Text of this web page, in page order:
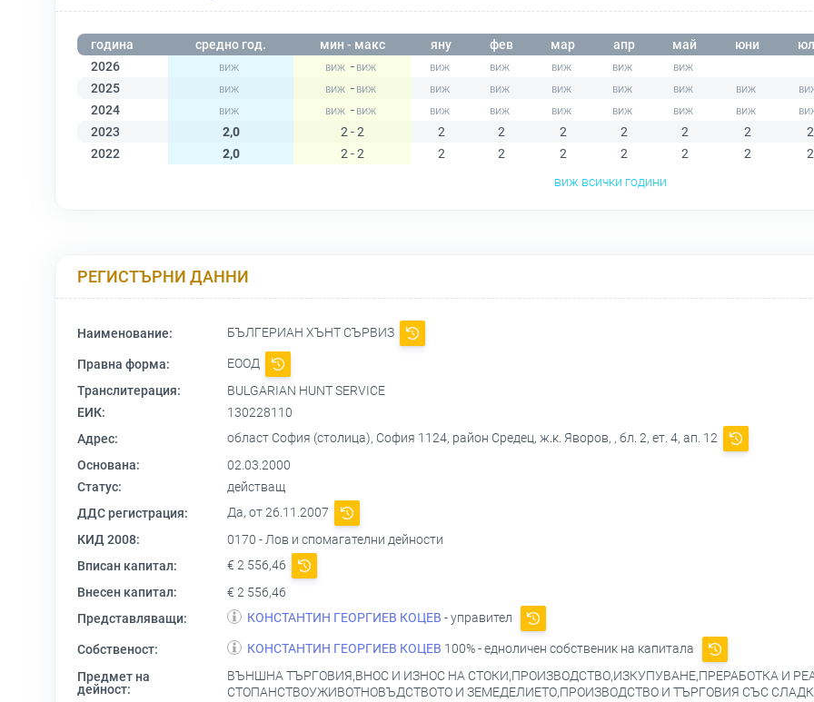
година средно год. мин - макс яну фев мар апр май юни
2026
-
2025
-
2024
-
2023
2,0 2 - 2 2 2 2 2 2 2
2
2022
2,0 2 - 2 2 2 2 2 2 2
2
виж всички години
РЕГИСТЪРНИ ДАННИ
Наименование: БЪЛГЕРИАН ХЪНТ СЪРВИЗ
Правна форма:
ЕООД
Транслитерация:
BULGARIAN HUNT SERVICE
ЕИК:
130228110
Адрес:
област София (столица), София 1124, район Средец, ж.к. Яворов, , бл. 2, ет. 4, ап. 12
Основана:
02.03.2000
Статус:
действащ
ДДС регистрация:
Да, от 26.11.2007
КИД 2008:
0170 - Лов и спомагателни дейности
Вписан капитал:
€ 2 556,46
Внесен капитал:
€ 2 556,46
Представляващи:
КОНСТАНТИН ГЕОРГИЕВ КОЦЕВ - управител
Собственост: КОНСТАНТИН ГЕОРГИЕВ КОЦЕВ 100% - едноличен собственик на капитала
Предмет на
дейност:
ВЪНШНА ТЪРГОВИЯ,ВНОС И ИЗНОС НА СТОКИ,ПРОИЗВОДСТВО,ИЗКУПУВАНЕ,ПРЕРАБОТКА И
СТОПАНСТВОУЖИВОТНОВЪДСТВОТО И ЗЕМЕДЕЛИЕТО,ПРОИЗВОДСТВО И ТЪРГОВИЯ СЪС